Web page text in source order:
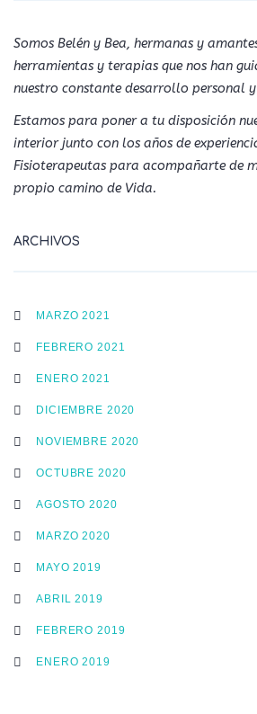
Somos Belén y Bea, hermanas y
herramientas y terapias que nos han
nuestro constante desarrollo personal
Estamos para poner a tu disposición
interior junto con los años de
Fisioterapeutas para acompañarte de
propio camino de Vida.
ARCHIVOS
MARZO 2021
FEBRERO 2021
ENERO 2021
DICIEMBRE 2020
NOVIEMBRE 2020
OCTUBRE 2020
AGOSTO 2020
MARZO 2020
MAYO 2019
ABRIL 2019
FEBRERO 2019
ENERO 2019